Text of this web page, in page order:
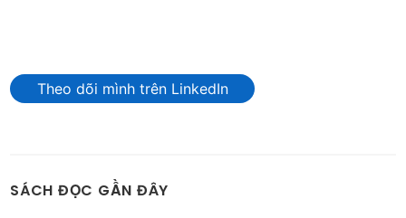
Theo dõi mình trên LinkedIn
SÁCH ĐỌC GẦN ĐÂY